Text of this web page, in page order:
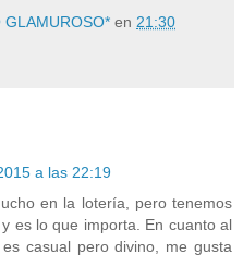
GLAMUROSO* en 21:30
a las 22:19
en la lotería, pero tenemos
es lo que importa. En cuanto al
casual pero divino, me gusta